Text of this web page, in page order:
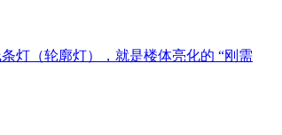
灯（轮廓灯），就是楼体亮化的 “刚需